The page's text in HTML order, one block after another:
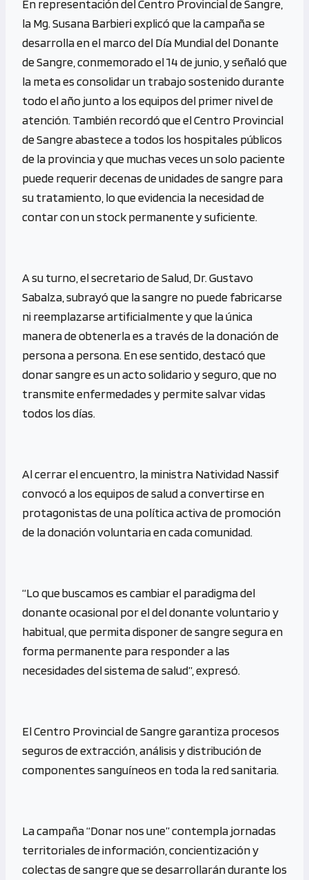
En representación del Centro Provincial de Sangre,
la Mg. Susana Barbieri explicó que la campaña se
desarrolla en el marco del Día Mundial del Donante
de Sangre, conmemorado el 14 de junio, y señaló que
la meta es consolidar un trabajo sostenido durante
todo el año junto a los equipos del primer nivel de
atención. También recordó que el Centro Provincial
de Sangre abastece a todos los hospitales públicos
de la provincia y que muchas veces un solo paciente
puede requerir decenas de unidades de sangre para
su tratamiento, lo que evidencia la necesidad de
contar con un stock permanente y suficiente.
A su turno, el secretario de Salud, Dr. Gustavo
Sabalza, subrayó que la sangre no puede fabricarse
ni reemplazarse artificialmente y que la única
manera de obtenerla es a través de la donación de
persona a persona. En ese sentido, destacó que
donar sangre es un acto solidario y seguro, que no
transmite enfermedades y permite salvar vidas
todos los días.
Al cerrar el encuentro, la ministra Natividad Nassif
convocó a los equipos de salud a convertirse en
protagonistas de una política activa de promoción
de la donación voluntaria en cada comunidad.
“Lo que buscamos es cambiar el paradigma del
donante ocasional por el del donante voluntario y
habitual, que permita disponer de sangre segura en
forma permanente para responder a las
necesidades del sistema de salud”, expresó.
El Centro Provincial de Sangre garantiza procesos
seguros de extracción, análisis y distribución de
componentes sanguíneos en toda la red sanitaria.
La campaña “Donar nos une” contempla jornadas
territoriales de información, concientización y
colectas de sangre que se desarrollarán durante los